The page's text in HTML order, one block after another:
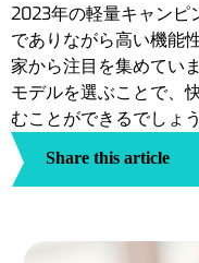
2023年の軽量キャンピ
でありながら高い機能
家から注目を集めてい
モデルを選ぶことで、
むことができるでしょう
Share this article